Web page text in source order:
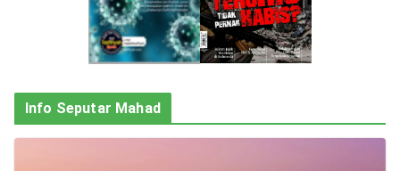
Info Seputar Mahad